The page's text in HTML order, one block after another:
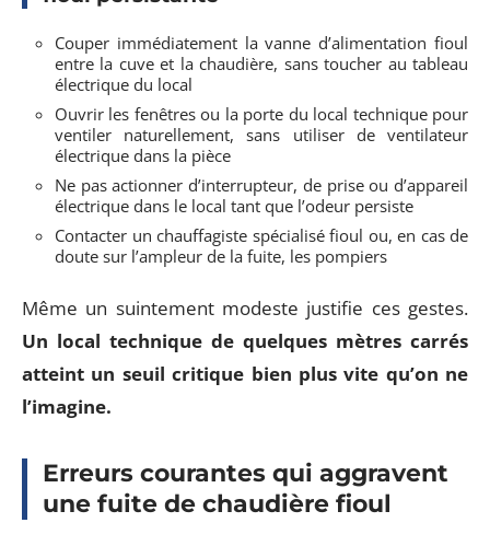
Couper immédiatement la vanne d’alimentation fioul
entre la cuve et la chaudière, sans toucher au tableau
électrique du local
Ouvrir les fenêtres ou la porte du local technique pour
ventiler naturellement, sans utiliser de ventilateur
électrique dans la pièce
Ne pas actionner d’interrupteur, de prise ou d’appareil
électrique dans le local tant que l’odeur persiste
Contacter un chauffagiste spécialisé fioul ou, en cas de
doute sur l’ampleur de la fuite, les pompiers
Même un suintement modeste justifie ces gestes.
Un local technique de quelques mètres carrés
atteint un seuil critique bien plus vite qu’on ne
l’imagine.
Erreurs courantes qui aggravent
une fuite de chaudière fioul